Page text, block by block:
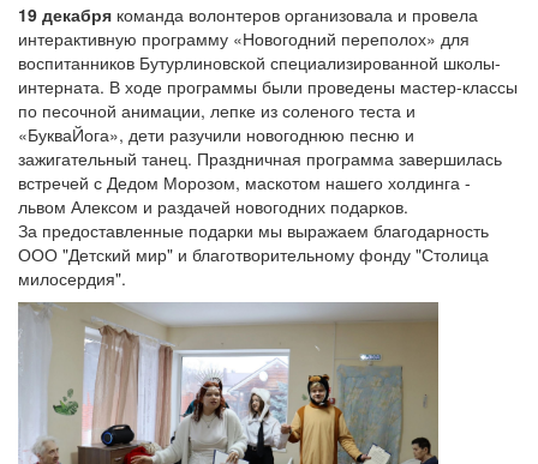
19 декабря команда волонтеров организовала и провела
интерактивную программу «Новогодний переполох» для
воспитанников Бутурлиновской специализированной школы-
интерната. В ходе программы были проведены мастер-классы
по песочной анимации, лепке из соленого теста и
«БукваЙога», дети разучили новогоднюю песню и
зажигательный танец. Праздничная программа завершилась
встречей с Дедом Морозом, маскотом нашего холдинга -
львом Алексом и раздачей новогодних подарков.
За предоставленные подарки мы выражаем благодарность
ООО "Детский мир" и благотворительному фонду "Столица
милосердия".